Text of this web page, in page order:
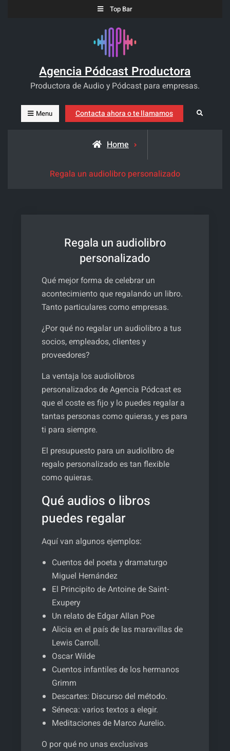
Top Bar
Agencia Pódcast Productora
Productora de Audio y Pódcast para empresas.
Menu Search
Contacta ahora o te llamamos
Home
Regala un audiolibro personalizado
Regala un audiolibro
personalizado
Qué mejor forma de celebrar un
acontecimiento que regalando un libro.
Tanto particulares como empresas.
¿Por qué no regalar un audiolibro a tus
socios, empleados, clientes y
proveedores?
La ventaja los audiolibros
personalizados de Agencia Pódcast es
que el coste es fijo y lo puedes regalar a
tantas personas como quieras, y es para
ti para siempre.
El presupuesto para un audiolibro de
regalo personalizado es tan flexible
como quieras.
Qué audios o libros
puedes regalar
Aquí van algunos ejemplos:
Cuentos del poeta y dramaturgo
Miguel Hernández
El Principito de Antoine de Saint-
Exupery
Un relato de Edgar Allan Poe
Alicia en el país de las maravillas de
Lewis Carroll.
Oscar Wilde
Cuentos infantiles de los hermanos
Grimm
Descartes: Discurso del método.
Séneca: varios textos a elegir.
Meditaciones de Marco Aurelio.
O por qué no unas exclusivas